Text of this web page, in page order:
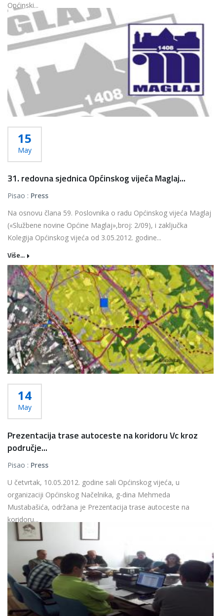
Općinski...
Više...
15
May
31. redovna sjednica Općinskog vijeća Maglaj...
Pisao : Press
Na osnovu člana 59. Poslovnika o radu Općinskog vijeća Maglaj
(«Službene novine Općine Maglaj»,broj: 2/09), i zaključka
Kolegija Općinskog vijeća od 3.05.2012. godine...
Više...
14
May
Prezentacija trase autoceste na koridoru Vc kroz
područje...
Pisao : Press
U četvrtak, 10.05.2012. godine sali Općinskog vijeća, u
organizaciji Općinskog Načelnika, g-dina Mehmeda
Mustabašića, održana je Prezentacija trase autoceste na
koridoru...
Više...